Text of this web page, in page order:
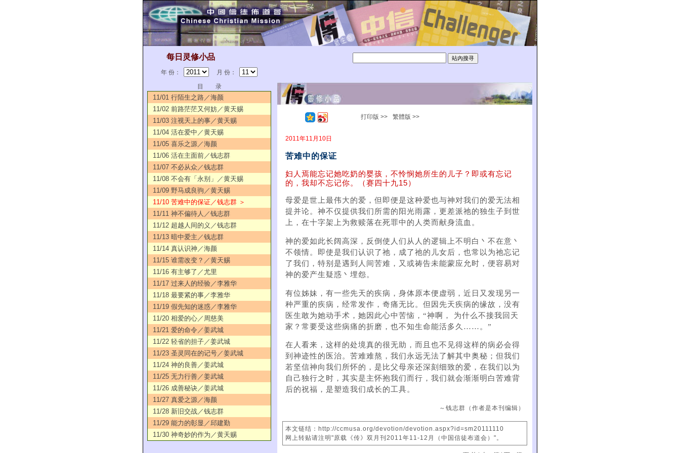
每日灵修小品
年 份：
月 份：
目 录
11/01 行陌生之路／海颜
11/02 前路茫茫又何妨／黄天赐
11/03 注视天上的事／黄天赐
11/04 活在爱中／黄天赐
11/05 喜乐之源／海颜
11/06 活在主面前／钱志群
11/07 不必从众／钱志群
11/08 不会有「永别」／黄天赐
11/09 野马成良驹／黄天赐
11/10 苦难中的保证／钱志群 ＞
11/11 神不偏待人／钱志群
11/12 超越人间的义／钱志群
11/13 暗中爱主／钱志群
11/14 真认识神／海颜
11/15 谁需改变？／黄天赐
11/16 有主够了／尤里
11/17 过来人的经验／李雅华
11/18 最要紧的事／李雅华
11/19 假先知的迷惑／李雅华
11/20 相爱的心／周慈美
11/21 爱的命令／姜武城
11/22 轻省的担子／姜武城
11/23 圣灵同在的记号／姜武城
11/24 神的良善／姜武城
11/25 无力行善／姜武城
11/26 成善秘诀／姜武城
11/27 真爱之源／海颜
11/28 新旧交战／钱志群
11/29 能力的彰显／邱建勤
11/30 神奇妙的作为／黄天赐
打印版 >> 繁體版 >>
2011年11月10日
苦难中的保证
妇人焉能忘记她吃奶的婴孩，不怜悯她所生的儿子？即或有忘记
的，我却不忘记你。（赛四十九15）
母爱是世上最伟大的爱，但即便是这种爱也与神对我们的爱无法相
提并论。神不仅提供我们所需的阳光雨露，更差派祂的独生子到世
上，在十字架上为救赎落在死罪中的人类而献身流血。
神的爱如此长阔高深，反倒使人们从人的逻辑上不明白丶不在意丶
不领情。即使是我们认识了祂，成了祂的儿女后，也常以为祂忘记
了我们，特别是遇到人间苦难，又或祷告未能蒙应允时，便容易对
神的爱产生疑惑丶埋怨。
有位姊妹，有一些先天的疾病，身体原本便虚弱，近日又发现另一
种严重的疾病，经常发作，奇痛无比。但因先天疾病的缘故，没有
医生敢为她动手术，她因此心中苦恼，“神啊， 为什么不接我回天
家？常要受这些病痛的折磨，也不知生命能活多久……。”
在人看来，这样的处境真的很无助，而且也不见得这样的病必会得
到神迹性的医治。苦难难熬，我们永远无法了解其中奥秘；但我们
若坚信神向我们所怀的，是比父母亲还深刻细致的爱，在我们以为
自己独行之时，其实是主怀抱我们而行，我们就会渐渐明白苦难背
后的祝福，是塑造我们成长的工具。
～钱志群（作者是本刊编辑）
本文链结：http://ccmusa.org/devotion/devotion.aspx?id=sm20111110
网上转贴请注明"原载《传》双月刊2011年11-12月（中国信徒布道会）"。